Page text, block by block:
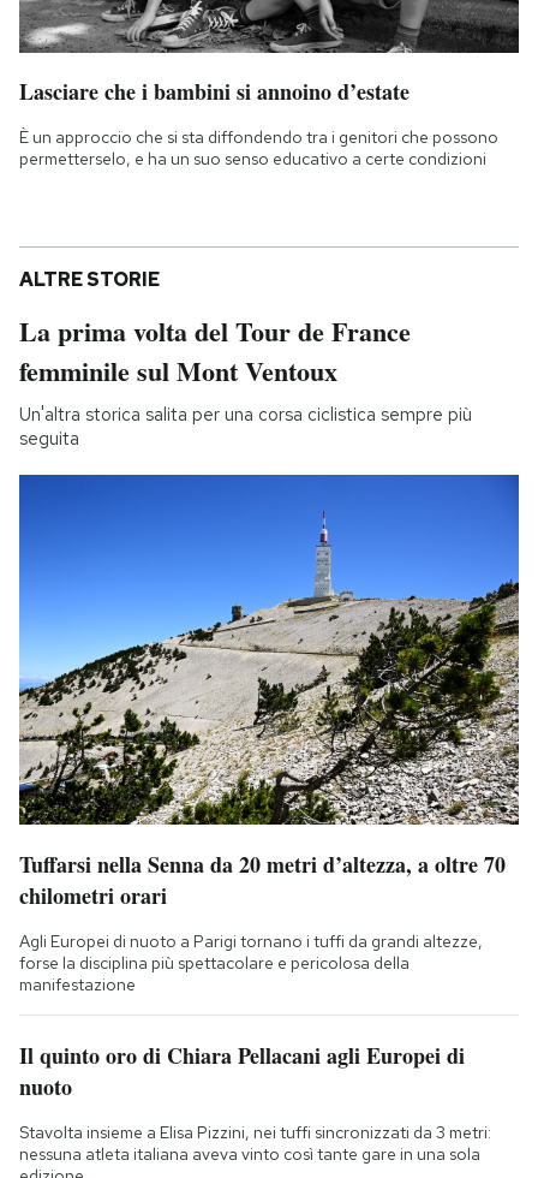
Lasciare che i bambini si annoino d’estate
È un approccio che si sta diffondendo tra i genitori che possono
permetterselo, e ha un suo senso educativo a certe condizioni
ALTRE STORIE
La prima volta del Tour de France
femminile sul Mont Ventoux
Un'altra storica salita per una corsa ciclistica sempre più
seguita
Tuffarsi nella Senna da 20 metri d’altezza, a oltre 70
chilometri orari
Agli Europei di nuoto a Parigi tornano i tuffi da grandi altezze,
forse la disciplina più spettacolare e pericolosa della
manifestazione
Il quinto oro di Chiara Pellacani agli Europei di
nuoto
Stavolta insieme a Elisa Pizzini, nei tuffi sincronizzati da 3 metri:
nessuna atleta italiana aveva vinto così tante gare in una sola